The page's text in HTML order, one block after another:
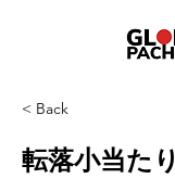
< Back
転落小当たり